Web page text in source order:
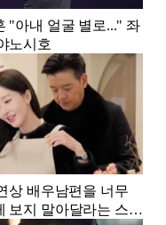
"아내 얼굴 별로..." 좌
노시호
상 배우남편을 너무
보지 말아달라는 스타